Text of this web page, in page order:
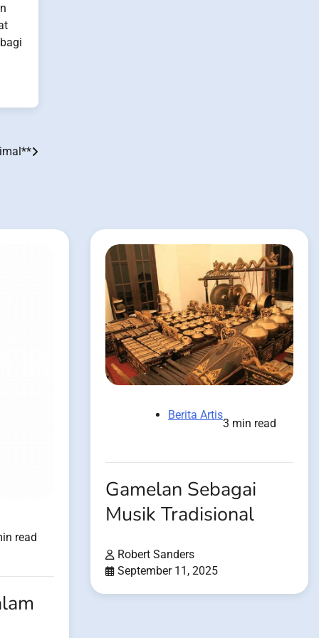
read
Berita Artis
3 min read
Gamelan Sebagai
Musik Tradisional
Robert Sanders
September 11, 2025